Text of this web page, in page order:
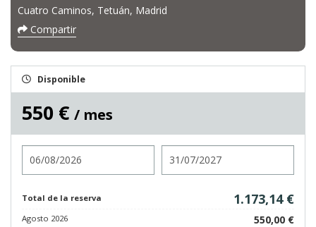
Cuatro Caminos, Tetuán, Madrid
Compartir
Disponible
550 € / mes
Total de la reserva 1.173,14 €
Agosto 2026 550,00 €